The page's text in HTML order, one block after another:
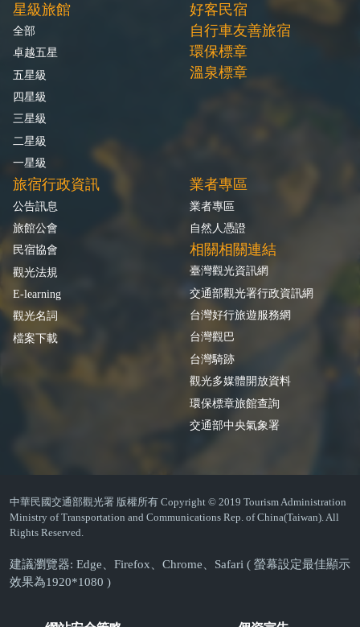
星級旅館
全部
卓越五星
五星級
四星級
三星級
二星級
一星級
好客民宿
自行車友善旅宿
環保標章
溫泉標章
旅宿行政資訊
公告訊息
旅館公會
民宿協會
觀光法規
E-learning
觀光名詞
檔案下載
業者專區
業者專區
自然人憑證
相關相關連結
臺灣觀光資訊網
交通部觀光署行政資訊網
台灣好行旅遊服務網
台灣觀巴
台灣騎跡
觀光多媒體開放資料
環保標章旅館查詢
交通部中央氣象署
中華民國交通部觀光署 版權所有 Copyright © 2019 Tourism Administration
Ministry of Transportation and Communications Rep. of China(Taiwan). All
Rights Reserved.
建議瀏覽器: Edge、Firefox、Chrome、Safari ( 螢幕設定最佳顯示
效果為1920*1080 )